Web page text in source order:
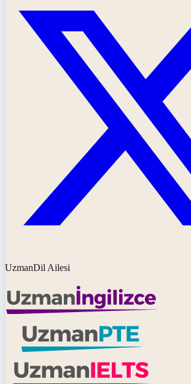
UzmanDil Ailesi